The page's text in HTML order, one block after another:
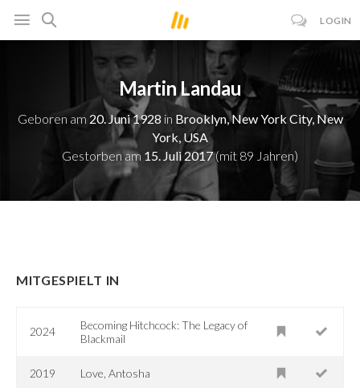
LOGIN
Martin Landau
Geboren am 20. Juni 1928 in Brooklyn, New York City, New
York, USA
Gestorben am 15. Juli 2017(mit 89 Jahren)
MITGESPIELT IN
2024
Becoming Hitchcock: The Legacy of
Blackmail
2019 Love, Antosha